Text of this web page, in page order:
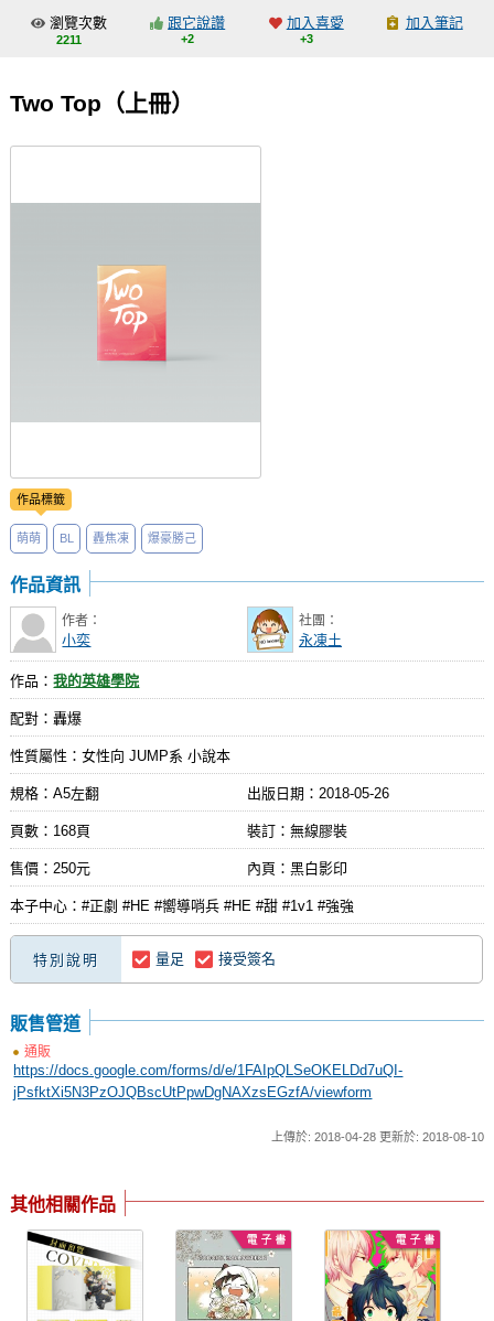
交流中心
會員功能選單
瀏覽次數
2211
跟它說讚
+2
加入喜愛
+3
加入筆記
Two Top（上冊）
作品標籤
萌萌 BL 轟焦凍 爆豪勝己
作品資訊
作者：
小奕
社團：
永凍土
作品：我的英雄學院
配對：轟爆
性質屬性：女性向 JUMP系 小說本
規格：A5左翻 出版日期： 2018-05-26
頁數：168頁 裝訂：無線膠裝
售價：250元 內頁：黑白影印
本子中心：#正劇 #HE #嚮導哨兵 #HE #甜 #1v1 #強強
特別說明 量足 接受簽名
販售管道
通販
https://docs.google.com/forms/d/e/1FAIpQLSeOKELDd7uQI-
jPsfktXi5N3PzOJQBscUtPpwDgNAXzsEGzfA/viewform
上傳於: 2018-04-28 更新於: 2018-08-10
其他相關作品